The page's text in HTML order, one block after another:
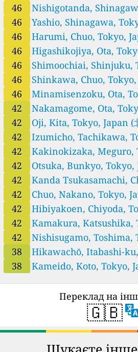
Yaho, Kunitachi, Tokyo, Japan (甲州街道
Yamatocho, Itabashi, Tokyo, Japan (中山道
Yashio, Shinagawa, Tokyo, Japan (品川区
53 Yutakacho, Shinagawa, Tokyo, Japan (品
Japan 🇯🇵
54 スカイツリー３２５ｍ, Tokyo, Japan
八王子市大楽寺町, Hachioji, Japan
北品川交差点, Tokyo, Japan
小金井市東町, Koganei-shi, Japan
11 府中市四谷, Fuchu, Japan
11 檜原測定所, Hinohara, Japan
西東京市南町, Nishitokyo, Japan
宮中野区)
46
Nishigotanda,
原口交差点品川区)
46
Yashio, Shinagawa,
品川区)
46
Harumi, Chuo, Tokyo,
区)46
Higashikojiya, Ota,
谷大田区)
46
Shimoochiai, Shinjuku,
通り下落合新宿区)
46
Shinkawa, Chuo, Tokyo,
中央区)
46
Minamisenzoku, Ota,
南千束大田区)
42
Nakamagome, Ota,
原橋大田区)
42
Oji, Kita, Tokyo, Japan (
42
Izumicho, Tachikawa,
泉町立川市)
42
Kakinokizaka, Meguro,
り柿の木坂目黒区)
42
Otsuka, Bunkyo, Tokyo,
文京区)
42
Kanda Tsukasamachi,
Japan (千代田区神田司町千代田
42
Chuo, Nakano, Tokyo,
中野区)
42
Hibiyakoen, Chiyoda,
交差点千代田区)
42
Kamakura, Katsushika,
鎌倉葛飾区)
42
Nishisugamo, Toshima,
り西巣鴨豊島区)
38
Hikawachō, Itabashi-
橋区氷川町板橋区)
38
Kameido, Koto, Tokyo,
Переклад на
🇬🇧